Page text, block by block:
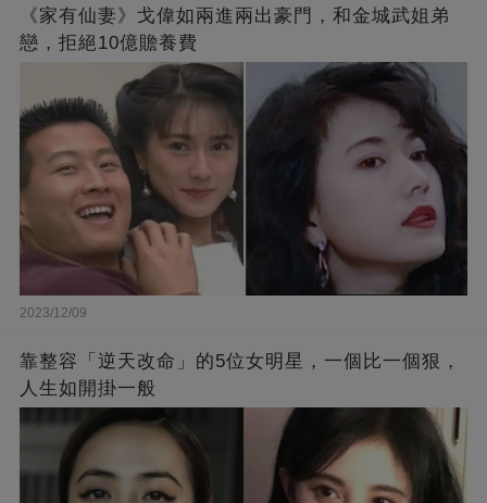
《家有仙妻》戈偉如兩進兩出豪門，和金城武姐弟
戀，拒絕10億贍養費
2023/12/09
靠整容「逆天改命」的5位女明星，一個比一個狠，
人生如開掛一般